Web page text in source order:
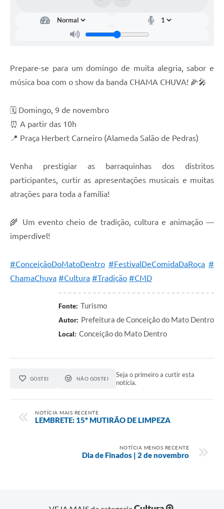
Notificações de Penalidades – Decisões
Notificações Ambientais
Conselho Municipal de Conservação e Defesa do
Meio Ambiente-CODEMA
Galeria de Fotos
Contratos
Audiências Públicas
Arquivos para Download
Obras
Projetos
Contas Públicas
Links
Serviços Online
Prepare-se para um domingo de muita alegria, sabor e
música boa com o show da banda CHAMA CHUVA! 🌽🎤
🗓 Domingo, 9 de novembro
⏰ A partir das 10h
📍 Praça Herbert Carneiro (Alameda Salão de Pedras)
Venha prestigiar as barraquinhas dos distritos
participantes, curtir as apresentações musicais e muitas
atrações para toda a família!
🌾 Um evento cheio de tradição, cultura e animação —
imperdível!
#ConceiçãoDoMatoDentro #FestivalDeComidaDaRoça #
ChamaChuva #Cultura #Tradição #CMD
Fonte: Turismo
Autor: Prefeitura de Conceição do Mato Dentro
Local: Conceição do Mato Dentro
GOSTEI NÃO GOSTEI
Seja o primeiro a curtir esta
notícia.
NOTÍCIA MAIS RECENTE
LEMBRETE: 15º MUTIRÃO DE LIMPEZA
NOTÍCIA MENOS RECENTE
Dia de Finados | 2 de novembro